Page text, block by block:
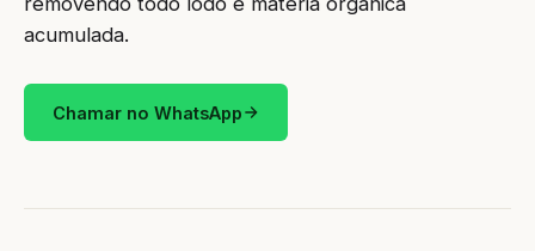
acumulada.
Chamar no WhatsApp